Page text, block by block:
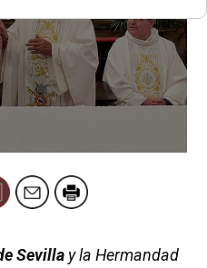
Sevillay la Hermandad